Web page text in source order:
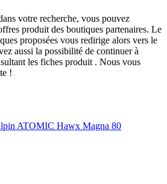
votre recherche, vous pouvez
produit des boutiques partenaires. Le
proposées vous redirige alors vers le
aussi la possibilité de continuer à
les fiches produit . Nous vous
!
ATOMIC Hawx Magna 80